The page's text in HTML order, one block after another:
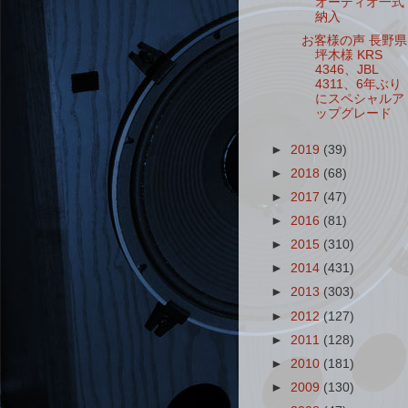
納入
お客様の声 長野県
坪木様 KRS
4346、JBL
4311、6年ぶり
にスペシャルア
ップグレード
► 2019 (39)
► 2018 (68)
► 2017 (47)
► 2016 (81)
► 2015 (310)
► 2014 (431)
► 2013 (303)
► 2012 (127)
► 2011 (128)
► 2010 (181)
► 2009 (130)